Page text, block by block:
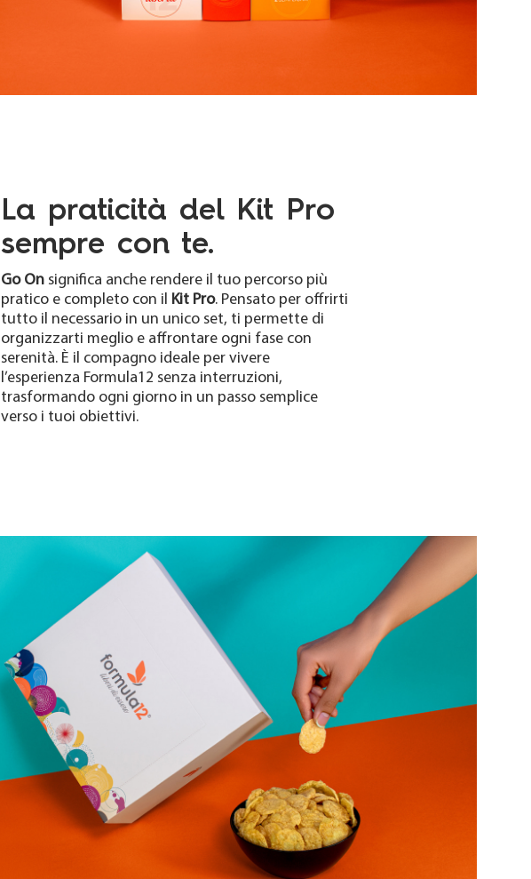
La praticità del Kit Pro
sempre con te.
Go On significa anche rendere il tuo percorso più
pratico e completo con il Kit Pro. Pensato per offrirti
tutto il necessario in un unico set, ti permette di
organizzarti meglio e affrontare ogni fase con
serenità. È il compagno ideale per vivere
l’esperienza Formula12 senza interruzioni,
trasformando ogni giorno in un passo semplice
verso i tuoi obiettivi.